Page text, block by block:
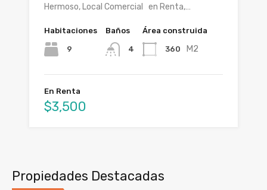
Hermoso, Local Comercial en Renta,…
Habitaciones
9
Baños
4
Área construida
360 M2
En Renta
$3,500
Propiedades Destacadas